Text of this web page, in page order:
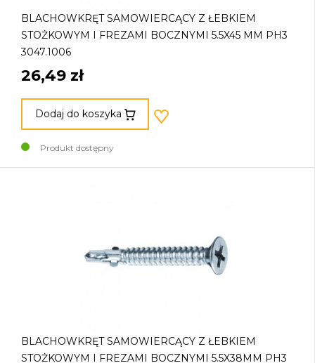
BLACHOWKRĘT SAMOWIERCĄCY Z ŁEBKIEM
STOŻKOWYM I FREZAMI BOCZNYMI 5.5X45 MM PH3
3047.1006
26,49 zł
Dodaj do koszyka
Produkt dostępny
BLACHOWKRĘT SAMOWIERCĄCY Z ŁEBKIEM
STOŻKOWYM I FREZAMI BOCZNYMI 5.5X38MM PH3